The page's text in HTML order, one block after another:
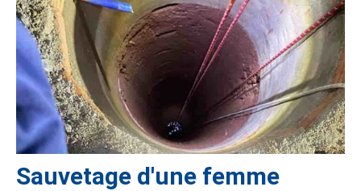
Sauvetage d'une femme